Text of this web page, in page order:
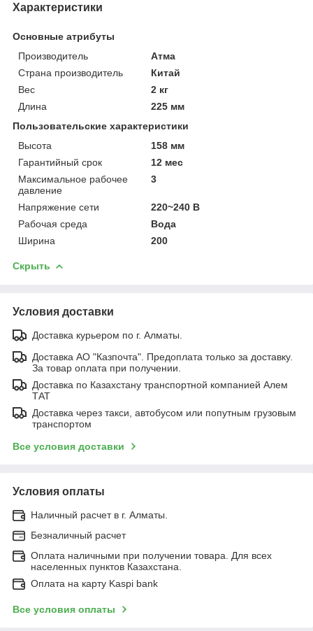
Характеристики
Основные атрибуты
Производитель
Атма
Страна производитель
Китай
Вес
2 кг
Длина
225 мм
Пользовательские характеристики
Высота
158 мм
Гарантийный срок
12 мес
Максимальное рабочее
давление
3
Напряжение сети
220~240 В
Рабочая среда
Вода
Ширина
200
Скрыть
Условия доставки
Доставка курьером по г. Алматы.
Доставка АО "Казпочта". Предоплата только за доставку.
За товар оплата при получении.
Доставка по Казахстану транспортной компанией Алем
ТАТ
Доставка через такси, автобусом или попутным грузовым
транспортом
Все условия доставки
Условия оплаты
Наличный расчет в г. Алматы.
Безналичный расчет
Оплата наличными при получении товара. Для всех
населенных пунктов Казахстана.
Оплата на карту Kaspi bank
Все условия оплаты